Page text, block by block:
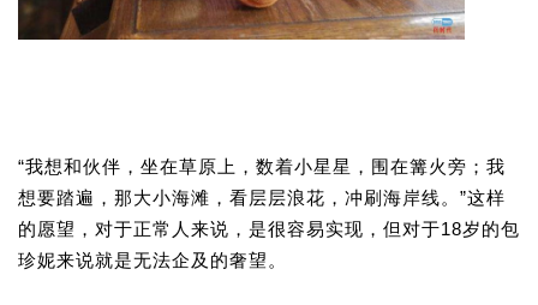
“我想和伙伴，坐在草原上，数着小星星，围在篝火旁；我
想要踏遍，那大小海滩，看层层浪花，冲刷海岸线。”这样
的愿望，对于正常人来说，是很容易实现，但对于18岁的包
珍妮来说就是无法企及的奢望。